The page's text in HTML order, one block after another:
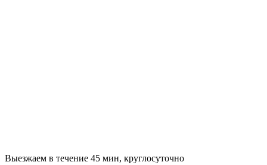
Выезжаем в течение 45 мин, круглосуточно